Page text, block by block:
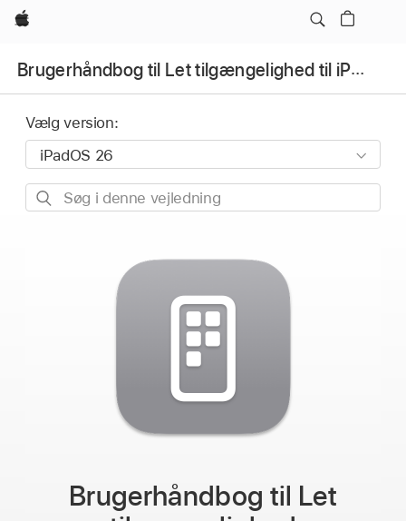
Apple
Brugerhåndbog til Let tilgængelighed til iPad
Vælg version:
Søg
Brugerhåndbog til Let